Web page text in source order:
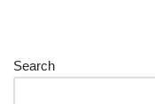
Search